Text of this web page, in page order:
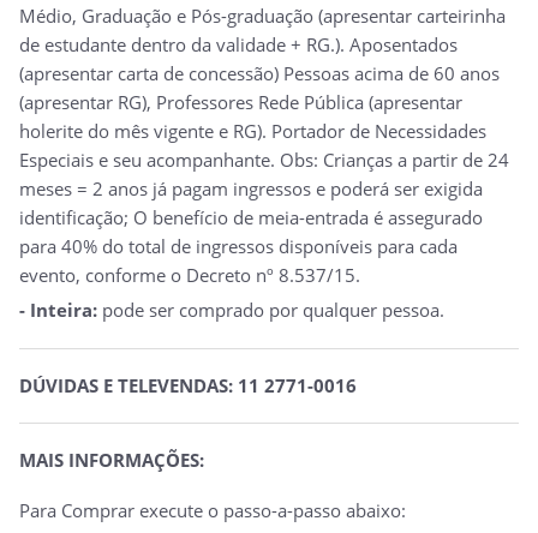
Médio, Graduação e Pós-graduação (apresentar carteirinha
de estudante dentro da validade + RG.). Aposentados
(apresentar carta de concessão) Pessoas acima de 60 anos
(apresentar RG), Professores Rede Pública (apresentar
holerite do mês vigente e RG). Portador de Necessidades
Especiais e seu acompanhante. Obs: Crianças a partir de 24
meses = 2 anos já pagam ingressos e poderá ser exigida
identificação; O benefício de meia-entrada é assegurado
para 40% do total de ingressos disponíveis para cada
evento, conforme o Decreto nº 8.537/15.
- Inteira: pode ser comprado por qualquer pessoa.
DÚVIDAS E TELEVENDAS: 11 2771-0016
MAIS INFORMAÇÕES:
Para Comprar execute o passo-a-passo abaixo: